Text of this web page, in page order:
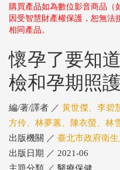
購買產品如為數位影音商品（
因受智慧財產權保護，恕無
相同產品。
懷孕了要知
檢和孕期照
編/著/譯者 ／ 黃世傑、李碧
方伶、林夢蕙、陳衣螢、林
出版機關 ／ 臺北市政府衛生
出版日期 ／ 2021-06